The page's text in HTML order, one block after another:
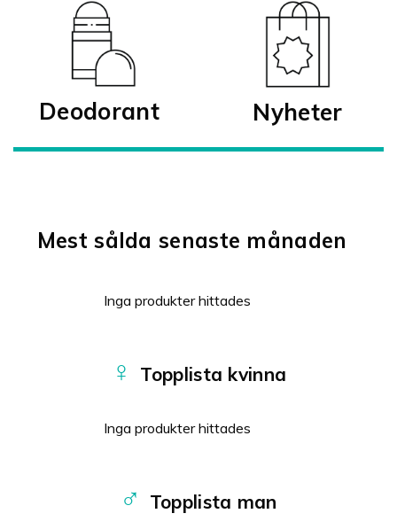
Deodorant Nyheter
Mest sålda senaste månaden
Inga produkter hittades
♀ Topplista kvinna
Inga produkter hittades
♂ Topplista man